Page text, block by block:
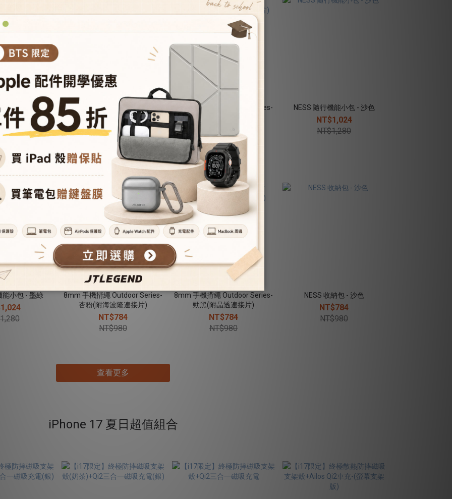
Series-
隆連接片)
Para 金屬快扣手機揹帶-黑
NT$1,104
NT$1,380
8mm 手機揹繩 Outdoor Series-
酷灰(附海波隆連接片)
NT$980
NESS 隨行機能小包 - 沙色
NT$1,024
NT$1,280
能小包 - 墨綠
8mm 手機揹繩 Outdoor Series-
杏粉(附海波隆連接片)
NT$784
NT$980
8mm 手機揹繩 Outdoor Series-
勁黑(附晶透連接片)
NT$784
NT$980
NESS 收納包 - 沙色
NT$784
NT$980
查看更多
iPhone 17 夏日超值組合